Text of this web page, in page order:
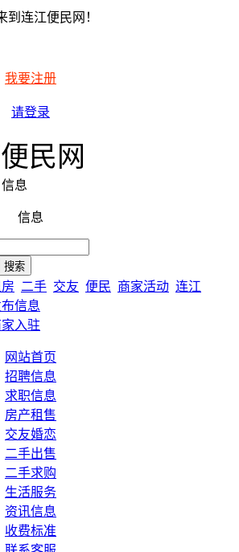
到连江便民网！
我要注册
请登录
民网
信息
信息
二手 交友 便民 商家活动 连江
信息
入驻
网站首页
招聘信息
求职信息
房产租售
交友婚恋
二手出售
二手求购
生活服务
资讯信息
收费标准